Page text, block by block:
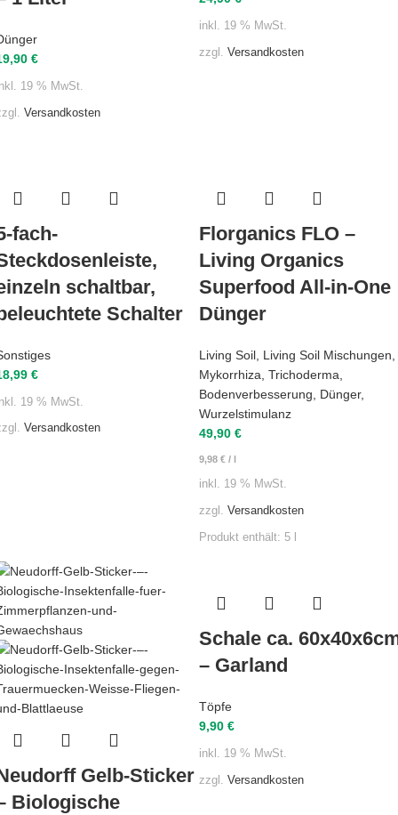
€
19 % MwSt.
Versandkosten
inkl. 19 % MwSt.
zzgl. Versandkosten
fach-
schaltbar,
Schalter
€
19 % MwSt.
Versandkosten
Florganics FLO –
Living Organics
Superfood All-in-One
Dünger
Living Soil Living Soil Mischungen
Mykorrhiza Trichoderma
Bodenverbesserung
Dünger,
Wurzelstimulanz
49,90 €
9,98 € / l
inkl. 19 % MwSt.
zzgl. Versandkosten
Produkt enthält: 5
Gelb-Sticker
Biologische
Schale ca.
– Garland
Töpfe
9,90 €
inkl. 19 % MwSt.
zzgl. Versandkosten